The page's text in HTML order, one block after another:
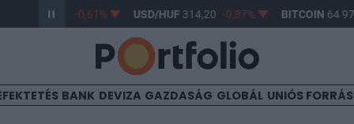
363,17 -0,61% USD/HUF 314,20 -0,87% BITCOIN64
BANK DEVIZA GAZDASÁG GLOBÁL UNIÓS